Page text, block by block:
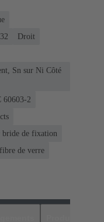
Droit
Sn sur Ni Côté
60603-2
de fixation
de verre